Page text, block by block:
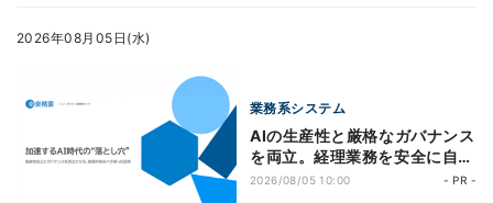
2026年08月05日(水)
業務系システム
AIの生産性と厳格なガバナンス
を両立。経理業務を安全に自動
化する「二段構え」の仕組み
2026/08/05 10:00 - PR -